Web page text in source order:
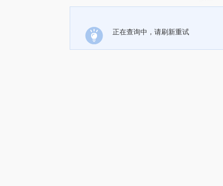
正在查询中，请刷新重试